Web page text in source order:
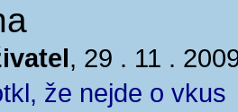
, 29 . 11 .
že nejde o vkus